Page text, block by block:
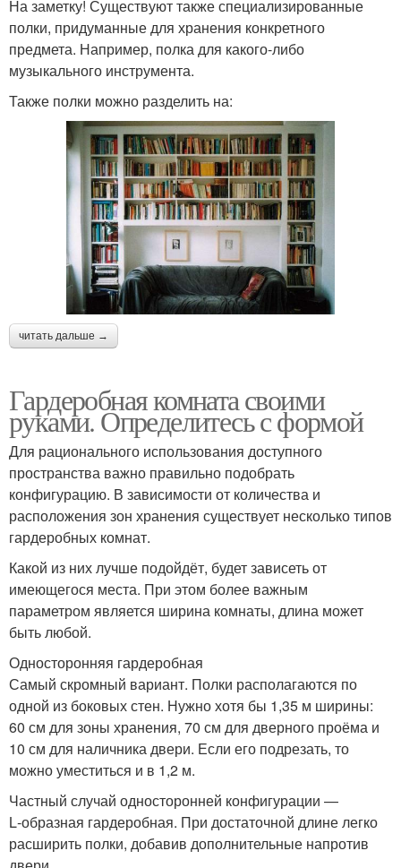
На заметку! Существуют также специализированные
полки, придуманные для хранения конкретного
предмета. Например, полка для какого-либо
музыкального инструмента.
Также полки можно разделить на:
читать дальше →
Гардеробная комната своими
руками. Определитесь с формой
Для рационального использования доступного
пространства важно правильно подобрать
конфигурацию. В зависимости от количества и
расположения зон хранения существует несколько типов
гардеробных комнат.
Какой из них лучше подойдёт, будет зависеть от
имеющегося места. При этом более важным
параметром является ширина комнаты, длина может
быть любой.
Односторонняя гардеробная
Самый скромный вариант. Полки располагаются по
одной из боковых стен. Нужно хотя бы 1,35 м ширины:
60 см для зоны хранения, 70 см для дверного проёма и
10 см для наличника двери. Если его подрезать, то
можно уместиться и в 1,2 м.
Частный случай односторонней конфигурации —
L‑образная гардеробная. При достаточной длине легко
расширить полки, добавив дополнительные напротив